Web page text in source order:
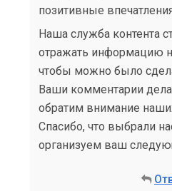
позитивные
Наша служба контента
отражать информацию
чтобы можно было
Ваши комментарии
обратим внимание
Спасибо, что выбрали
организуем ваш